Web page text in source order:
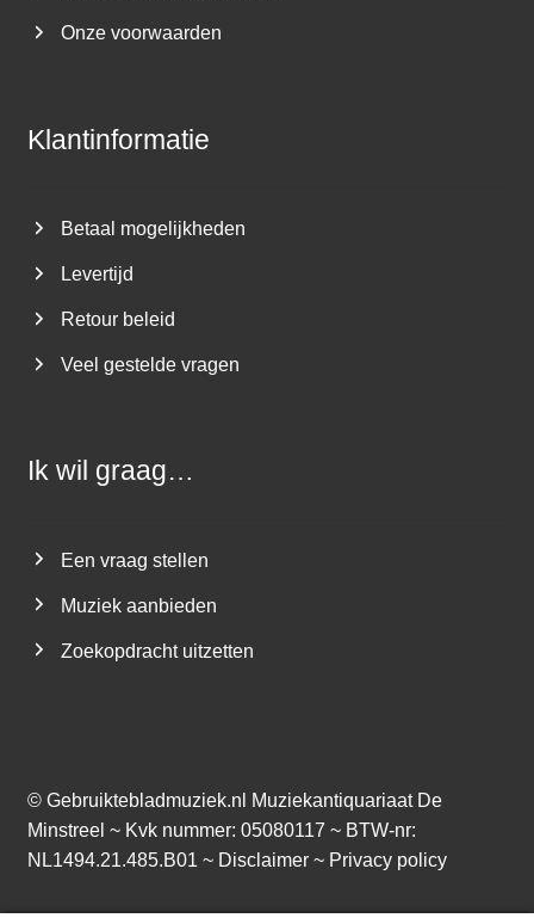
Onze voorwaarden
Klantinformatie
Betaal mogelijkheden
Levertijd
Retour beleid
Veel gestelde vragen
Ik wil graag…
Een vraag stellen
Muziek aanbieden
Zoekopdracht uitzetten
© Gebruiktebladmuziek.nl
Muziekantiquariaat De
Minstreel ~ Kvk nummer: 05080117 ~ BTW-nr:
NL1494.21.485.B01 ~ Disclaimer~ Privacy policy